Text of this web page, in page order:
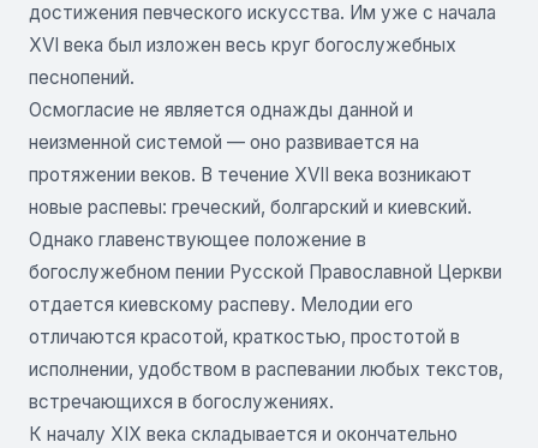
достижения певческого искусства. Им уже с начала
XVI века был изложен весь круг богослужебных
песнопений.
Осмогласие не является однажды данной и
неизменной системой — оно развивается на
протяжении веков. В течение XVII века возникают
новые распевы: греческий, болгарский и киевский.
Однако главенствующее положение в
богослужебном пении Русской Православной Церкви
отдается киевскому распеву. Мелодии его
отличаются красотой, краткостью, простотой в
исполнении, удобством в распевании любых текстов,
встречающихся в богослужениях.
К началу XIX века складывается и окончательно